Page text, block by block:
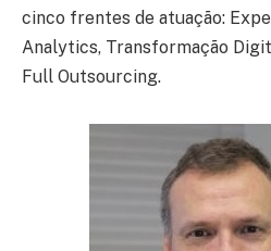
cinco frentes de atuação:
Analytics, Transformação
Full Outsourcing.